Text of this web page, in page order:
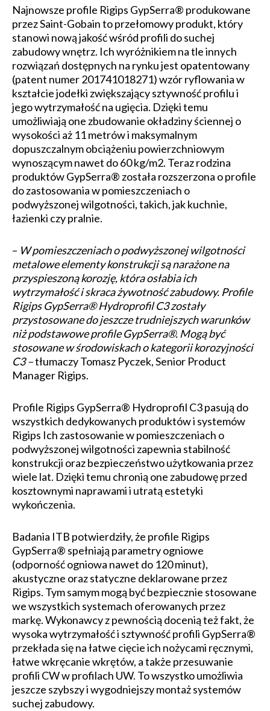
Najnowsze profile Rigips GypSerra® produkowane
przez Saint-Gobain to przełomowy produkt, który
stanowi nową jakość wśród profili do suchej
zabudowy wnętrz. Ich wyróżnikiem na tle innych
rozwiązań dostępnych na rynku jest opatentowany
(patent numer 201741018271) wzór ryflowania w
kształcie jodełki zwiększający sztywność profilu i
jego wytrzymałość na ugięcia. Dzięki temu
umożliwiają one zbudowanie okładziny ściennej o
wysokości aż 11 metrów i maksymalnym
dopuszczalnym obciążeniu powierzchniowym
wynoszącym nawet do 60 kg/m2. Teraz rodzina
produktów GypSerra® została rozszerzona o profile
do zastosowania w pomieszczeniach o
podwyższonej wilgotności, takich, jak kuchnie,
łazienki czy pralnie.
– W pomieszczeniach o podwyższonej wilgotności
metalowe elementy konstrukcji są narażone na
przyspieszoną korozję, która osłabia ich
wytrzymałość i skraca żywotność zabudowy. Profile
Rigips GypSerra® Hydroprofil C3 zostały
przystosowane do jeszcze trudniejszych warunków
niż podstawowe profile GypSerra®. Mogą być
stosowane w środowiskach o kategorii korozyjności
C3 –tłumaczy Tomasz Pyczek, Senior Product
Manager Rigips.
Profile Rigips GypSerra® Hydroprofil C3 pasują do
wszystkich dedykowanych produktów i systemów
Rigips Ich zastosowanie w pomieszczeniach o
podwyższonej wilgotności zapewnia stabilność
konstrukcji oraz bezpieczeństwo użytkowania przez
wiele lat. Dzięki temu chronią one zabudowę przed
kosztownymi naprawami i utratą estetyki
wykończenia.
Badania ITB potwierdziły, że profile Rigips
GypSerra® spełniają parametry ogniowe
(odporność ogniowa nawet do 120 minut),
akustyczne oraz statyczne deklarowane przez
Rigips. Tym samym mogą być bezpiecznie stosowane
we wszystkich systemach oferowanych przez
markę. Wykonawcy z pewnością docenią też fakt, że
wysoka wytrzymałość i sztywność profili GypSerra®
przekłada się na łatwe cięcie ich nożycami ręcznymi,
łatwe wkręcanie wkrętów, a także przesuwanie
profili CW w profilach UW. To wszystko umożliwia
jeszcze szybszy i wygodniejszy montaż systemów
suchej zabudowy.